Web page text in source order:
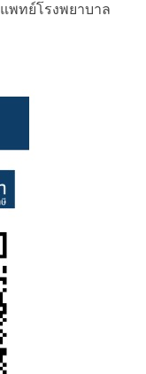
ทย์โรงพยาบาล